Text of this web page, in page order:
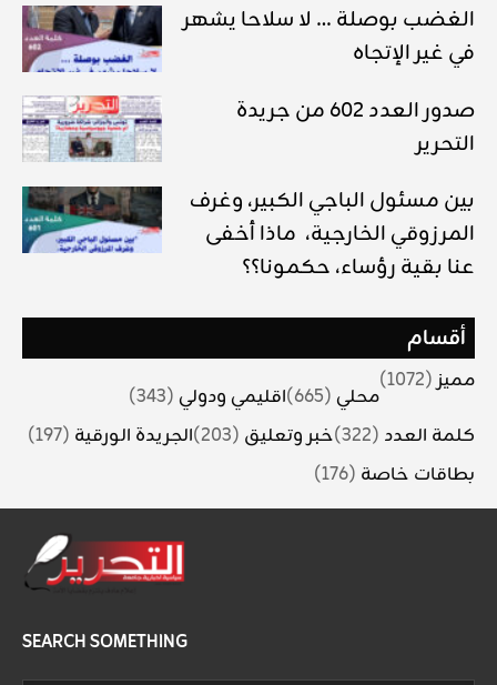
الغضب بوصلة … لا سلاحا يشهر
في غير الإتجاه
صدور العدد 602 من جريدة
التحرير
بين مسئول الباجي الكبير، وغرف
المرزوقي الخارجية، ماذا أخفى
عنا بقية رؤساء، حكمونا؟؟
أقسام
مميز(1072)
محلي (665) اقليمي ودولي (343)
كلمة العدد (322) خبر وتعليق (203) الجريدة الورقية (197)
بطاقات خاصة (176)
SEARCH SOMETHING